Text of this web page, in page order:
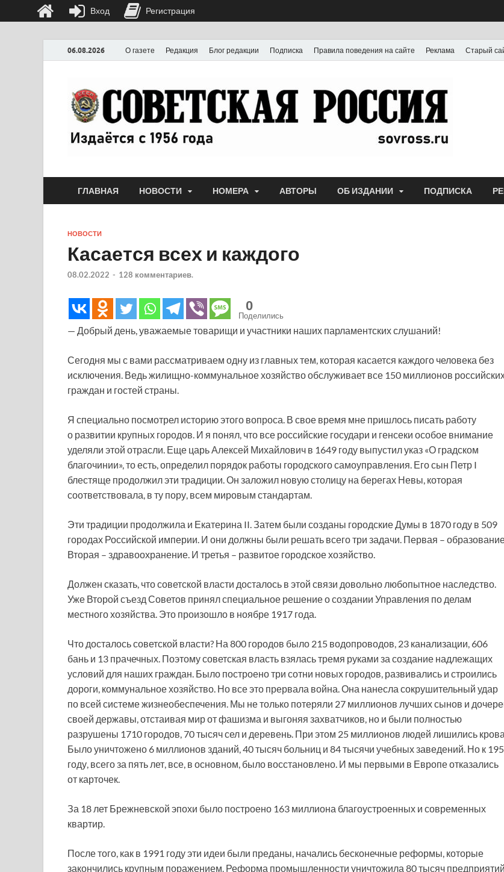
06.08.2026 О газете Редакция Блог редакции Подписка Правила поведения на сайте Реклама Старый
ГЛАВНАЯ НОВОСТИ НОМЕРА АВТОРЫ ОБ ИЗДАНИИ ПОДПИСКА
НОВОСТИ
Касается всех и каждого
08.02.2022 - 128 комментариев.
0
Поделились
— Добрый день, уважаемые товарищи и участники наших парламентских слушаний!
Сегодня мы с вами рассматриваем одну из главных тем, которая касается каждого человека без
исключения. Ведь жилищно-коммунальное хозяйство обслуживает все 150 миллионов
граждан и гостей страны.
Я специально посмотрел историю этого вопроса. В свое время мне пришлось писать работу
о развитии крупных городов. И я понял, что все российские государи и генсеки особое внимание
уделяли этой отрасли. Еще царь Алексей Михайлович в 1649 году выпустил указ «О градском
благочинии», то есть, определил порядок работы городского самоуправления. Его сын Петр I
блестяще продолжил эти традиции. Он заложил новую столицу на берегах Невы, которая
соответствовала, в ту пору, всем мировым стандартам.
Эти традиции продолжила и Екатерина II. Затем были созданы городские Думы в 1870 году в 509
городах Российской империи. И они должны были решать всего три задачи. Первая –
Вторая – здравоохранение. И третья – развитое городское хозяйство.
Должен сказать, что советской власти досталось в этой связи довольно любопытное наследство.
Уже Второй съезд Советов принял специальное решение о создании Управления по делам
местного хозяйства. Это произошло в ноябре 1917 года.
Что досталось советской власти? На 800 городов было 215 водопроводов, 23 канализации, 606
бань и 13 прачечных. Поэтому советская власть взялась тремя руками за создание надлежащих
условий для наших граждан. Было построено три сотни новых городов, развивались и строились
дороги, коммунальное хозяйство. Но все это прервала война. Она нанесла сокрушительный удар
по всей системе жизнеобеспечения. Мы не только потеряли 27 миллионов лучших сынов и
своей державы, отстаивая мир от фашизма и выгоняя захватчиков, но и были полностью
разрушены 1710 городов, 70 тысяч сел и деревень. При этом 25 миллионов людей лишились
Было уничтожено 6 миллионов зданий, 40 тысяч больниц и 84 тысячи учебных заведений. Но к
году, всего за пять лет, все, в основном, было восстановлено. И мы первыми в Европе отказались
от карточек.
За 18 лет Брежневской эпохи было построено 163 миллиона благоустроенных и современных
квартир.
После того, как в 1991 году эти идеи были преданы, начались бесконечные реформы, которые
закончились крупным поражением. Реформа промышленности уничтожила 80 тысяч
Вход Регистрация